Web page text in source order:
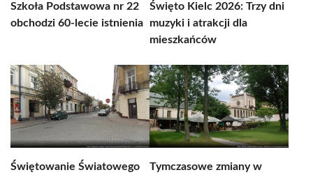
Szkoła Podstawowa nr 22
obchodzi 60-lecie istnienia
Święto Kielc 2026: Trzy dni
muzyki i atrakcji dla
mieszkańców
Świętowanie Światowego
Tymczasowe zmiany w